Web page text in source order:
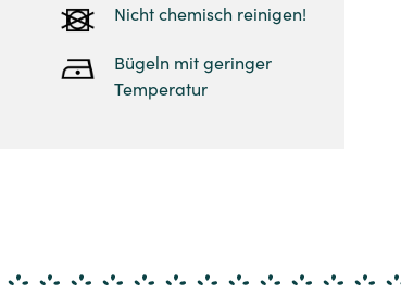
Nicht chemisch reinigen!
Bügeln mit geringer
Temperatur